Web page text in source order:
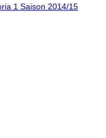
1 Saison 2014/15